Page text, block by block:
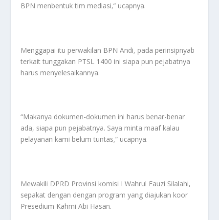
BPN menbentuk tim mediasi,” ucapnya.
Menggapai itu perwakilan BPN Andi, pada perinsipnyab
terkait tunggakan PTSL 1400 ini siapa pun pejabatnya
harus menyelesaikannya.
“Makanya dokumen-dokumen ini harus benar-benar
ada, siapa pun pejabatnya. Saya minta maaf kalau
pelayanan kami belum tuntas,” ucapnya.
Mewakili DPRD Provinsi komisi I Wahrul Fauzi Silalahi,
sepakat dengan dengan program yang diajukan koor
Presedium Kahmi Abi Hasan.